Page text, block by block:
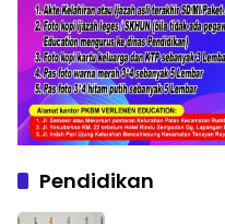
Pendidikan